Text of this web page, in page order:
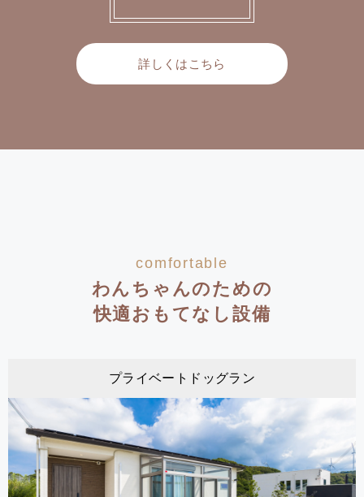
詳しくはこちら
comfortable
わんちゃんのための
快適おもてなし設備
プライベートドッグラン